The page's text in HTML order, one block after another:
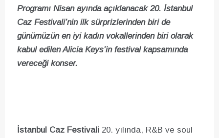
Programı Nisan ayında açıklanacak 20. İstanbul
Caz Festivali’nin ilk sürprizlerinden biri de
günümüzün en iyi kadın vokallerinden biri olarak
kabul edilen Alicia Keys’in festival kapsamında
vereceği konser.
İstanbul Caz Festivali 20. yılında, R&B ve soul